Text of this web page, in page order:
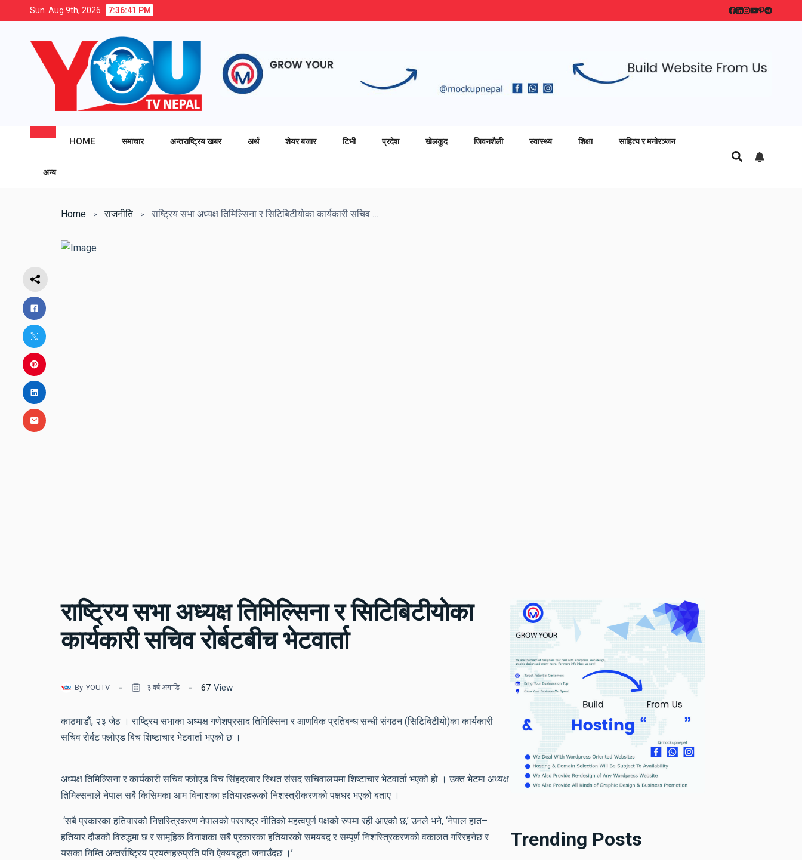
Sun. Aug 9th, 2026 7:36:41 PM
HOME समाचार अन्तराष्ट्रिय खबर अर्थ शेयर बजार टिभी प्रदेश खेलकुद जिवनशैली स्वास्थ्य शिक्षा साहित्य र मनोरञ्जन
अन्य
Home राजनीति राष्ट्रिय सभा अध्यक्ष तिमिल्सिना र सिटिबिटीयोका कार्यकारी सचिव रोर्बटबीच भेटवार्ता
राष्ट्रिय सभा अध्यक्ष तिमिल्सिना र सिटिबिटीयोका
कार्यकारी सचिव रोर्बटबीच भेटवार्ता
By YOUTV ३ वर्ष अगाडि 67 View
काठमाडाैं, २३ जेठ । राष्ट्रिय सभाका अध्यक्ष गणेशप्रसाद तिमिल्सिना र आणविक प्रतिबन्ध सन्धी संगठन (सिटिबिटीयो)का कार्यकारी
सचिव रोर्बट फ्लोएड बिच शिष्टाचार भेटवार्ता भएको छ ।
अध्यक्ष तिमिल्सिना र कार्यकारी सचिव फ्लोएड बिच सिंहदरबार स्थित संसद सचिवालयमा शिष्टाचार भेटवार्ता भएको हो । उक्त भेटमा अध्यक्ष
तिमिल्सनाले नेपाल सबै किसिमका आम विनाशका हतियारहरूको निशस्त्रीकरणको पक्षधर भएको बताए ।
‘सबै प्रकारका हतियारको निशस्त्रिकरण नेपालको परराष्ट्र नीतिको महत्वपूर्ण पक्षको रुपमा रही आएको छ,’ उनले भने, ‘नेपाल हात–
हतियार दौडको विरुद्धमा छ र सामूहिक विनाशका सबै प्रकारका हतियारको समयबद्व र सम्पूर्ण निशस्त्रिकरणको वकालत गरिरहनेछ र
यसका निम्ति अन्तर्राष्ट्रिय प्रयत्नहरुप्रति पनि ऐक्यबद्धता जनाउँदछ ।’
Trending Posts